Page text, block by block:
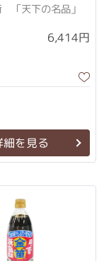
「天下の名品」
6,414円
細を見る